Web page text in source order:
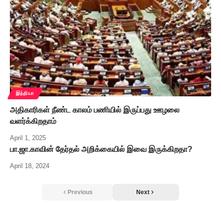
இந்தியா
அதிகாரிகள் நீண்ட காலம் பணியில் இருப்பது ஊழலை
வளர்க்கிறதாம்
April 1, 2025
பா.ஜா.காவின் தேர்தல் அறிக்கையில் இவை இருக்கிறதா?
April 18, 2024
Previous Next